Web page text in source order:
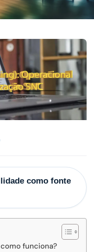
como fonte
funciona?